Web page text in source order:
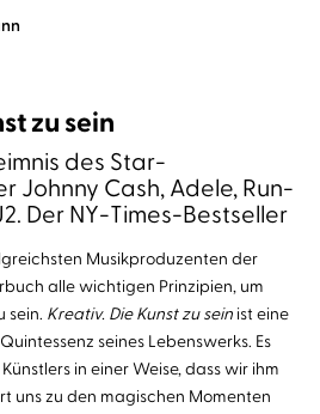
zu sein
des Star-
Johnny Cash, Adele, Run-
Der NY-Times-Bestseller
Musikproduzenten der
alle wichtigen Prinzipien, um
sein. Kreativ. Die Kunst zu seinist eine
seines Lebenswerks. Es
in einer Weise, dass wir ihm
uns zu den magischen Momenten